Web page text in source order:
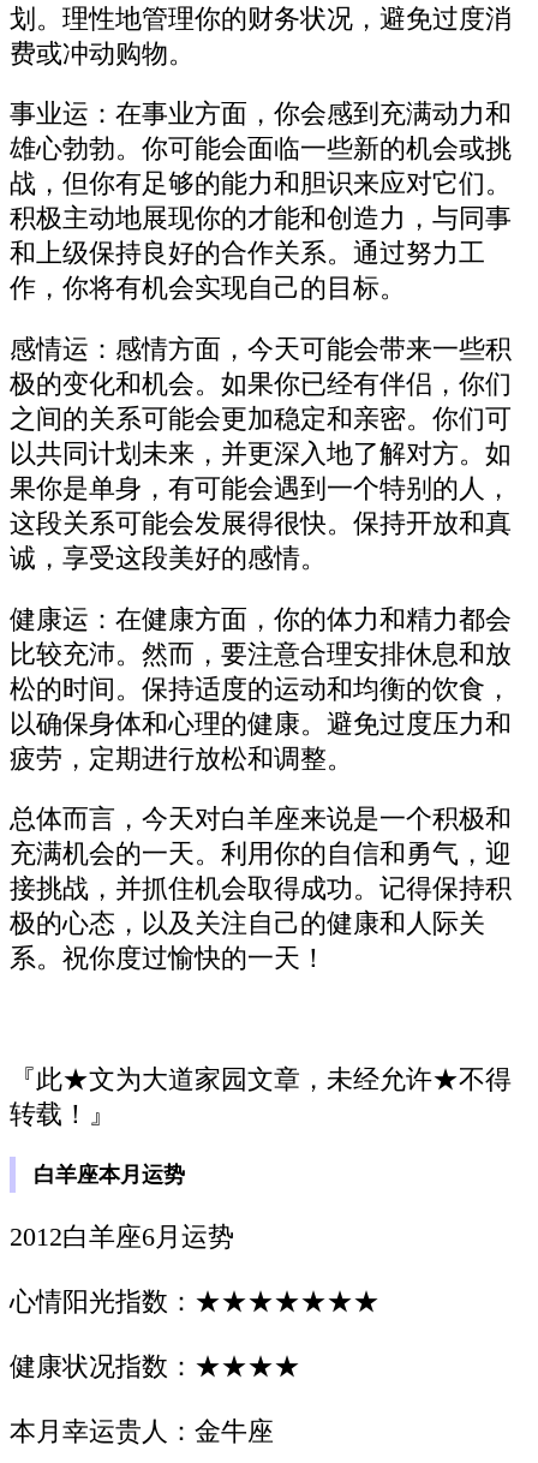
划。理性地管理你的财务状况，避免过度消
费或冲动购物。
事业运：在事业方面，你会感到充满动力和
雄心勃勃。你可能会面临一些新的机会或挑
战，但你有足够的能力和胆识来应对它们。
积极主动地展现你的才能和创造力，与同事
和上级保持良好的合作关系。通过努力工
作，你将有机会实现自己的目标。
感情运：感情方面，今天可能会带来一些积
极的变化和机会。如果你已经有伴侣，你们
之间的关系可能会更加稳定和亲密。你们可
以共同计划未来，并更深入地了解对方。如
果你是单身，有可能会遇到一个特别的人，
这段关系可能会发展得很快。保持开放和真
诚，享受这段美好的感情。
健康运：在健康方面，你的体力和精力都会
比较充沛。然而，要注意合理安排休息和放
松的时间。保持适度的运动和均衡的饮食，
以确保身体和心理的健康。避免过度压力和
疲劳，定期进行放松和调整。
总体而言，今天对白羊座来说是一个积极和
充满机会的一天。利用你的自信和勇气，迎
接挑战，并抓住机会取得成功。记得保持积
极的心态，以及关注自己的健康和人际关
系。祝你度过愉快的一天！
『此★文为大道家园文章，未经允许★不得
转载！』
白羊座本月运势
2012白羊座6月运势
心情阳光指数：★★★★★★★
健康状况指数：★★★★
本月幸运贵人：金牛座